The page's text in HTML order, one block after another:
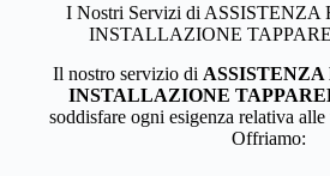
I Nostri Servizi di ASSISTENZA
INSTALLAZIONE
Il nostro servizio di
INSTALLAZIONE
soddisfare ogni esigenza relativa
Offriamo: